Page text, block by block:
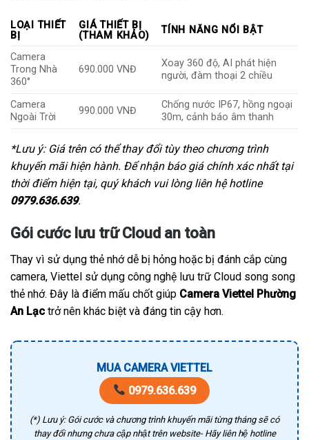
LOẠI THIẾT
BỊ
GIÁ THIẾT BỊ
(THAM KHẢO)
TÍNH NĂNG NỔI BẬT
Camera
Trong Nhà
360°
690.000 VNĐ
Xoay 360 độ, AI phát hiện
người, đàm thoại 2 chiều
Camera
Ngoài Trời
990.000 VNĐ
Chống nước IP67, hồng ngoại
30m, cảnh báo âm thanh
*Lưu ý: Giá trên có thể thay đổi tùy theo chương trình
khuyến mãi hiện hành. Để nhận báo giá chính xác nhất tại
thời điểm hiện tại, quý khách vui lòng liên hệ hotline
0979.636.639.
Gói cước lưu trữ Cloud an toàn
Thay vì sử dụng thẻ nhớ dễ bị hỏng hoặc bị đánh cắp cùng
camera, Viettel sử dụng công nghệ lưu trữ Cloud song song
thẻ nhớ. Đây là điểm mấu chốt giúp Camera Viettel Phường
An Lạc trở nên khác biệt và đáng tin cậy hơn.
MUA CAMERA VIETTEL
0979.636.639
(*) Lưu ý: Gói cước và chương trình khuyến mãi từng tháng sẽ có
thay đổi nhưng chưa cập nhật trên website- Hãy liên hệ hotline